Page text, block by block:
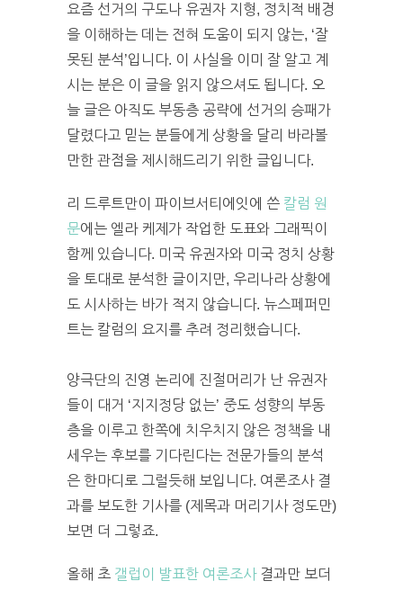
요즘 선거의 구도나 유권자 지형, 정치적 배경
을 이해하는 데는 전혀 도움이 되지 않는, ‘잘
못된 분석’입니다. 이 사실을 이미 잘 알고 계
시는 분은 이 글을 읽지 않으셔도 됩니다. 오
늘 글은 아직도 부동층 공략에 선거의 승패가
달렸다고 믿는 분들에게 상황을 달리 바라볼
만한 관점을 제시해드리기 위한 글입니다.
리 드루트만이 파이브서티에잇에 쓴 칼럼 원
문에는 엘라 케제가 작업한 도표와 그래픽이
함께 있습니다. 미국 유권자와 미국 정치 상황
을 토대로 분석한 글이지만, 우리나라 상황에
도 시사하는 바가 적지 않습니다. 뉴스페퍼민
트는 칼럼의 요지를 추려 정리했습니다.
양극단의 진영 논리에 진절머리가 난 유권자
들이 대거 ‘지지정당 없는’ 중도 성향의 부동
층을 이루고 한쪽에 치우치지 않은 정책을 내
세우는 후보를 기다린다는 전문가들의 분석
은 한마디로 그럴듯해 보입니다. 여론조사 결
과를 보도한 기사를 (제목과 머리기사 정도만)
보면 더 그렇죠.
올해 초 갤럽이 발표한 여론조사결과만 보더